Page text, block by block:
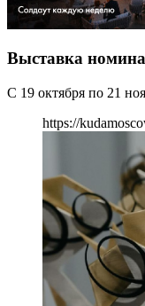
Выставка
С 19 октября по 21
https://